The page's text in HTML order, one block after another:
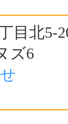
目北5-
ズ6